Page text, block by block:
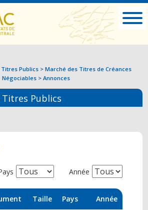
Publics> Marché des Titres de Créances
Négociables > Annonces
Titres Publics
Année
Taille Pays Année